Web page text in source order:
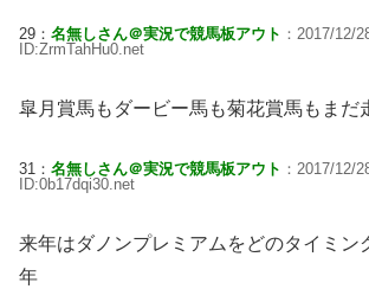
29： 名無しさん＠実況で競馬板アウト ：2017/12/
ID:ZrmTahHu0.net
皐月賞馬もダービー馬も菊花賞馬もまだ
31： 名無しさん＠実況で競馬板アウト ：2017/12/
ID:0b17dqi30.net
来年はダノンプレミアムをどのタイミン
年